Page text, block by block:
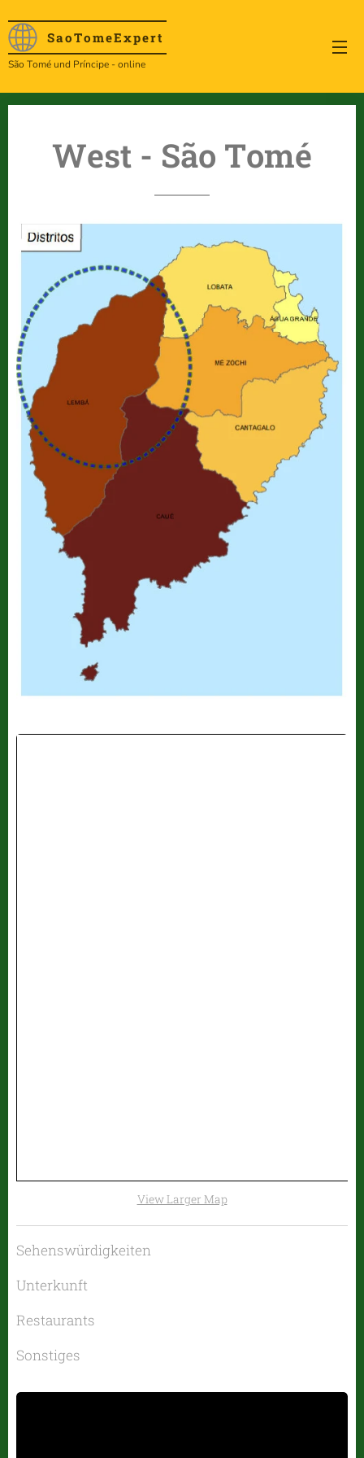
SaoTomeExpert
São Tomé und Príncipe - online
West - São Tomé
View Larger Map
Sehenswürdigkeiten
Unterkunft
Restaurants
Sonstiges